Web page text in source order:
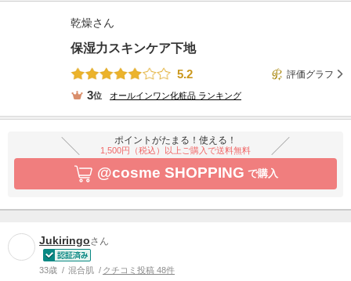
乾燥さん
保湿力スキンケア下地
5.2
評価グラフ
3位 オールインワン化粧品 ランキング
ポイントがたまる！使える！
1,500円（税込）以上ご購入で送料無料
@cosme SHOPPING で購入
Jukiringoさん
33歳 混合肌 クチコミ投稿 48件